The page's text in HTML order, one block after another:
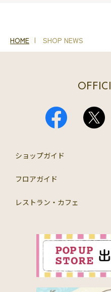
HOME SHOP NEWS
ショップガイド
フロアガイド
レストラン・カフェ